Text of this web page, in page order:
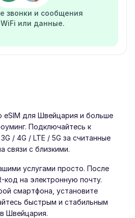
звонки и сообщения
WiFi или данные.
для Швейцария и больше
Подключайтесь к
/ 4G / LTE / 5G за считанные
связи с близкими.
услугами просто. После
код на электронную почту.
смартфона, установите
быстрым и стабильным
Швейцария.